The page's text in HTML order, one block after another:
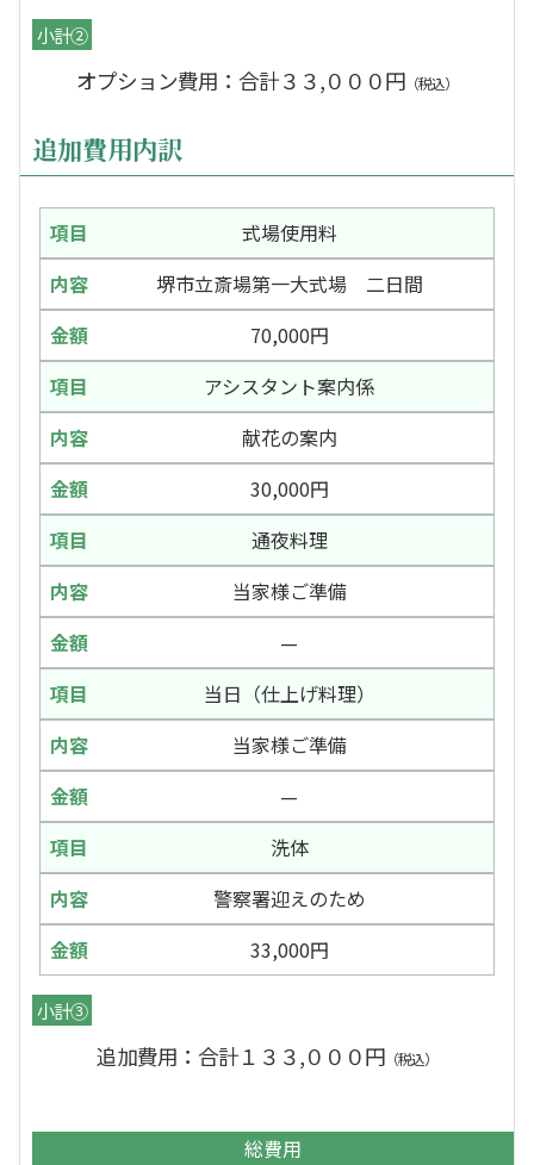
小計②
オプション費用：合計３３,０００円 （税込）
追加費用内訳
式場使用料
堺市立斎場第一大式場 二日間
70,000円
アシスタント案内係
献花の案内
30,000円
通夜料理
当家様ご準備
—
当日（仕上げ料理）
当家様ご準備
—
洗体
警察署迎えのため
33,000円
小計③
追加費用：合計１３３,０００円 （税込）
総費用